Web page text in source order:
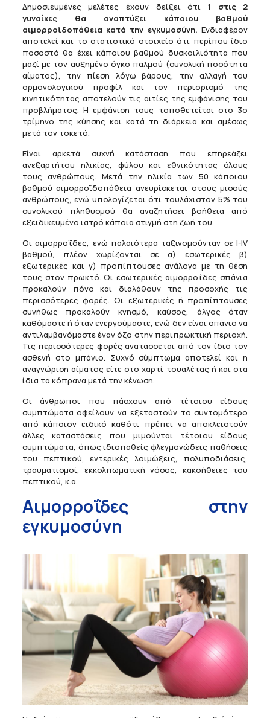
Δημοσιευμένες μελέτες έχουν δείξει ότι 1 στις 2
γυναίκεςθα αναπτύξει κάποιου βαθμού
αιμορροϊδοπάθεια κατά την εγκυμοσύνη. Ενδιαφέρον
αποτελεί και το στατιστικό στοιχείο ότι περίπου ίδιο
ποσοστό θα έχει κάποιου βαθμού δυσκοιλιότητα που
μαζί με τον αυξημένο όγκο παλμού (συνολική ποσότητα
αίματος), την πίεση λόγω βάρους, την αλλαγή του
ορμονολογικού προφίλ και τον περιορισμό της
κινητικότητας αποτελούν τις αιτίες της εμφάνισης του
προβλήματος. Η εμφάνιση τους τοποθετείται στο 3ο
τρίμηνο της κύησης και κατά τη διάρκεια και αμέσως
μετά τον τοκετό.
Είναι αρκετά συχνή κατάσταση που επηρεάζει
ανεξαρτήτου ηλικίας, φύλου και εθνικότητας όλους
τους ανθρώπους. Μετά την ηλικία των 50 κάποιου
βαθμού αιμορροϊδοπάθεια ανευρίσκεται στους μισούς
ανθρώπους, ενώ υπολογίζεται ότι τουλάχιστον 5% του
συνολικού πληθυσμού θα αναζητήσει βοήθεια από
εξειδικευμένο ιατρό κάποια στιγμή στη ζωή του.
Οι αιμορροΐδες, ενώ παλαιότερα ταξινομούνταν σε Ι-IV
βαθμού, πλέον χωρίζονται σε α) εσωτερικές β)
εξωτερικές και γ) προπίπτουσες ανάλογα με τη θέση
τους στον πρωκτό. Οι εσωτερικές αιμορροΐδες σπάνια
προκαλούν πόνο και διαλάθουν της προσοχής τις
περισσότερες φορές. Οι εξωτερικές ή προπίπτουσες
συνήθως προκαλούν κνησμό, καύσος, άλγος όταν
καθόμαστε ή όταν ενεργούμαστε, ενώ δεν είναι σπάνιο να
αντιλαμβανόμαστε έναν όζο στην περιπρωκτική περιοχή.
Τις περισσότερες φορές ανατάσσεται από τον ίδιο τον
ασθενή στο μπάνιο. Συχνό σύμπτωμα αποτελεί και η
αναγνώριση αίματος είτε στο χαρτί τουαλέτας ή και στα
ίδια τα κόπρανα μετά την κένωση.
Οι άνθρωποι που πάσχουν από τέτοιου είδους
συμπτώματα οφείλουν να εξεταστούν το συντομότερο
από κάποιον ειδικό καθότι πρέπει να αποκλειστούν
άλλες καταστάσεις που μιμούνται τέτοιου είδους
συμπτώματα, όπως ιδιοπαθείς φλεγμονώδεις παθήσεις
του πεπτικού, εντερικές λοιμώξεις, πολυποδιάσεις,
τραυματισμοί, εκκολπωματική νόσος, κακοήθειες του
πεπτικού, κ.α.
Αιμορροΐδες στην
εγκυμοσύνη